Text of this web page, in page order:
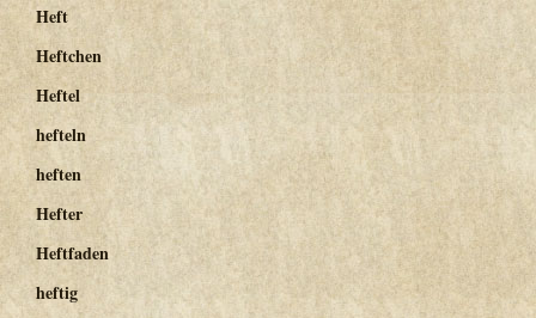
Heft
Heftchen
Heftel
hefteln
heften
Hefter
Heftfaden
heftig